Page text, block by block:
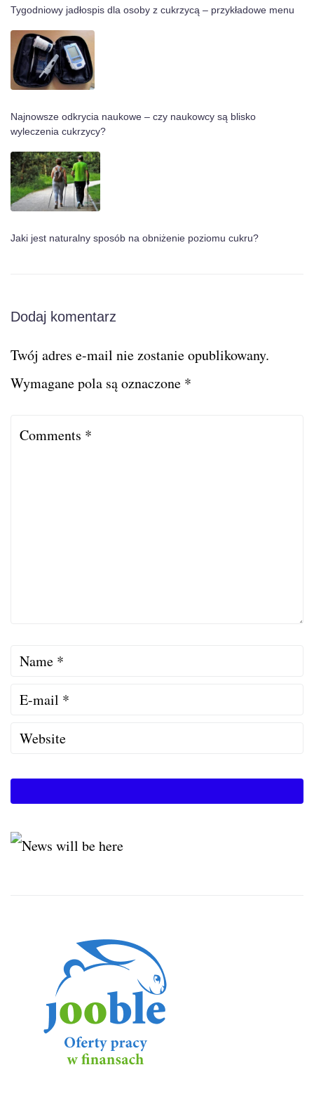
Tygodniowy jadłospis dla osoby z cukrzycą – przykładowe menu
Najnowsze odkrycia naukowe – czy naukowcy są blisko
wyleczenia cukrzycy?
Jaki jest naturalny sposób na obniżenie poziomu cukru?
Dodaj komentarz
Twój adres e-mail nie zostanie opublikowany.
Wymagane pola są oznaczone *